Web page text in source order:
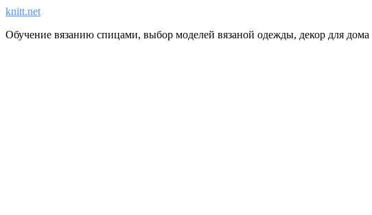
knitt.net
Обучение вязанию спицами, выбор моделей вязаной одежды, декор для дома